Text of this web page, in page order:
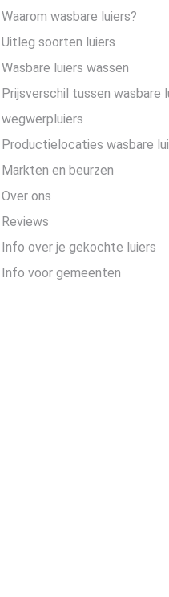
Waarom wasbare luiers?
Uitleg soorten luiers
Wasbare luiers wassen
Prijsverschil tussen wasbare
wegwerpluiers
Productielocaties wasbare
Markten en beurzen
Over ons
Reviews
Info over je gekochte luiers
Info voor gemeenten